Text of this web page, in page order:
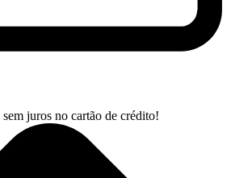
sem juros no cartão de crédito!